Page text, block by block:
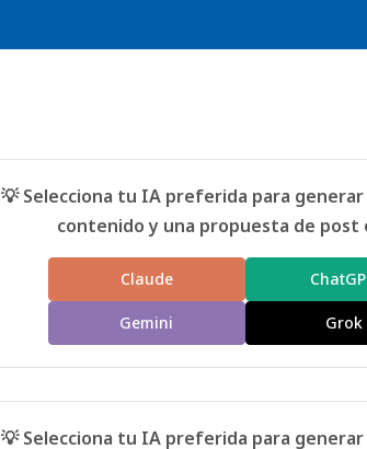
💡 Selecciona tu IA preferida para
contenido y una propuesta de post
Claude
Gemini Grok
💡 Selecciona tu IA preferida para